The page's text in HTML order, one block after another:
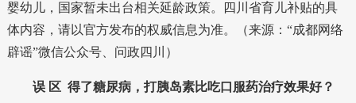
婴幼儿，国家暂未出台相关延龄政策。四川省育儿补贴的具
体内容，请以官方发布的权威信息为准。（来源：“成都网络
辟谣”微信公众号、问政四川）
误 区 得了糖尿病，打胰岛素比吃口服药治疗效果好？